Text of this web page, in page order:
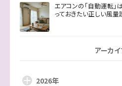
エアコンの「自動運転」
っておきたい正しい風量
アーカ
2026年